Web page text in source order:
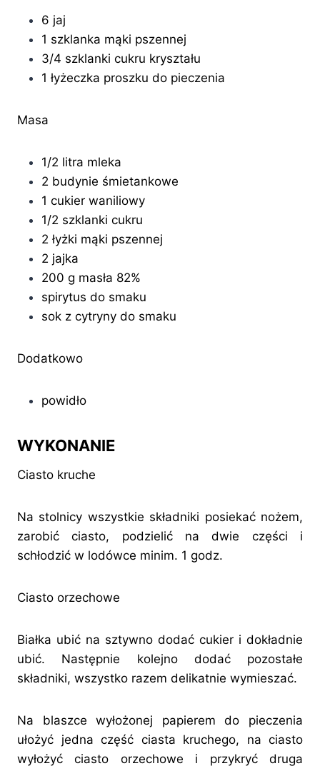
6 jaj
1 szklanka mąki pszennej
3/4 szklanki cukru kryształu
1 łyżeczka proszku do pieczenia
Masa
1/2 litra mleka
2 budynie śmietankowe
1 cukier waniliowy
1/2 szklanki cukru
2 łyżki mąki pszennej
2 jajka
200 g masła 82%
spirytus do smaku
sok z cytryny do smaku
Dodatkowo
powidło
WYKONANIE
Ciasto kruche
Na stolnicy wszystkie składniki posiekać nożem,
zarobić ciasto, podzielić na dwie części i
schłodzić w lodówce minim. 1 godz.
Ciasto orzechowe
Białka ubić na sztywno dodać cukier i dokładnie
ubić. Następnie kolejno dodać pozostałe
składniki, wszystko razem delikatnie wymieszać.
Na blaszce wyłożonej papierem do pieczenia
ułożyć jedna część ciasta kruchego, na ciasto
wyłożyć ciasto orzechowe i przykryć druga